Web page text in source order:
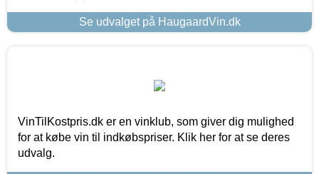
Se udvalget på HaugaardVin.dk
VinTilKostpris.dk er en vinklub, som giver dig mulighed
for at købe vin til indkøbspriser. Klik her for at se deres
udvalg.